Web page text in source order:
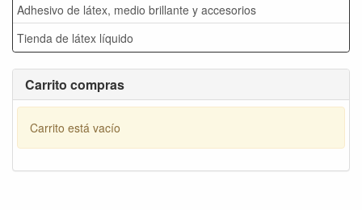
Adhesivo de látex, medio brillante y accesorios
Tienda de látex líquido
Carrito compras
Carrito está vacío